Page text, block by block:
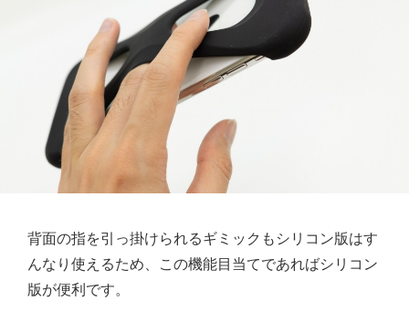
背面の指を引っ掛けられるギミックもシリコン版はす
んなり使えるため、この機能目当てであればシリコン
版が便利です。